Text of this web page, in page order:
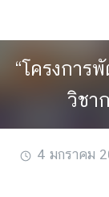
“โครงการ
วิชา
4 มกราคม